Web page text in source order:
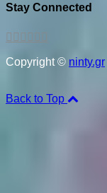
Stay Connected
Copyright © ninty.gr
Back to Top